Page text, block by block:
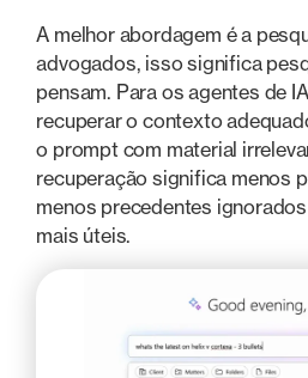
A melhor abordagem é a
advogados, isso significa
pensam. Para os agentes de
recuperar o contexto
o prompt com material
recuperação significa menos
menos precedentes
mais úteis.